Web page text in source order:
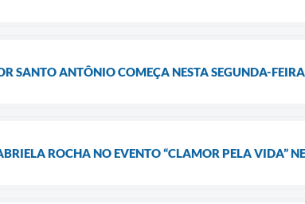
SANTO ANTÔNIO COMEÇA NESTA SEGUNDA-
ROCHA NO EVENTO “CLAMOR PELA VIDA”